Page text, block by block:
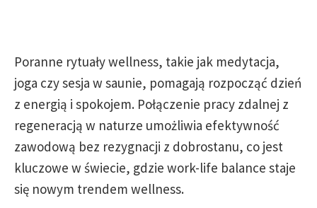
Poranne rytuały wellness, takie jak medytacja,
joga czy sesja w saunie, pomagają rozpocząć dzień
z energią i spokojem. Połączenie pracy zdalnej z
regeneracją w naturze umożliwia efektywność
zawodową bez rezygnacji z dobrostanu, co jest
kluczowe w świecie, gdzie work-life balance staje
się nowym trendem wellness.